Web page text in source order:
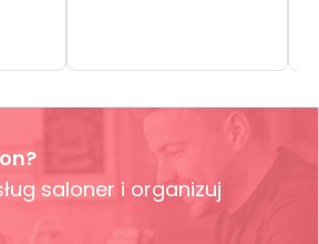
saloner i organizuj